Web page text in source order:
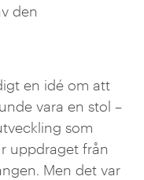
den
en idé om att
vara en stol –
som
uppdraget från
Men det var